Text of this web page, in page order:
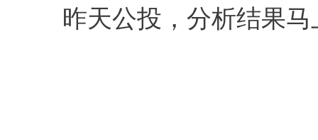
昨天公投，分析结果